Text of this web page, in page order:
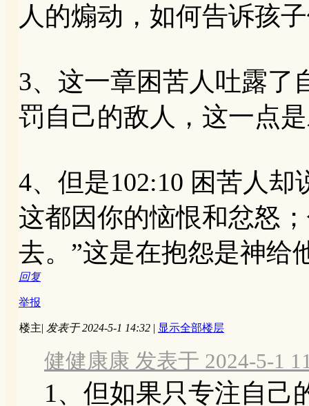
人的煽动，如何告诉孩
3、这一章困苦人吐露了
罚自己的敌人，这一点
4、但是102:10 困苦人却
这都因你的恼恨和忿怒
去。”这是在抱怨是神给
回复
举报
楼主| 发表于 2024-5-1 14:32 | 显示全部楼层
健健康康 发表于 2024-5-1
1、但如果只专注自己